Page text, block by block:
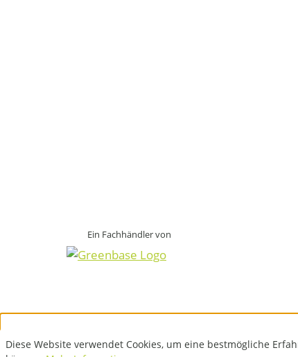
Ein Fachhändler von
Diese Website verwendet Cookies, um eine bestmögliche